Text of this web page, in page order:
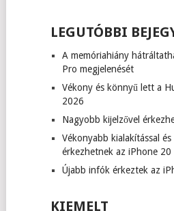
LEGUTÓBBI
A memóriahiány
Pro megjelenését
Vékony és könnyű lett a
2026
Nagyobb kijelzővel
Vékonyabb kialakítással
érkezhetnek az iPhone 20
Újabb infók érkeztek az
KIEMELT